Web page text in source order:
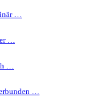
…
…
…
…